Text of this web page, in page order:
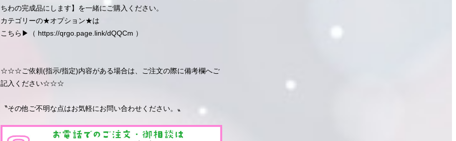
ちわの完成品にします】を一緒にご購入ください。
カテゴリーの★オプション★は
こちら▶︎（ https://qrgo.page.link/dQQCm ）
☆☆☆ご依頼(指示/指定)内容がある場合は、ご注文の際に備考欄へご
記入ください☆☆☆
〝その他ご不明な点はお気軽にお問い合わせください。〟